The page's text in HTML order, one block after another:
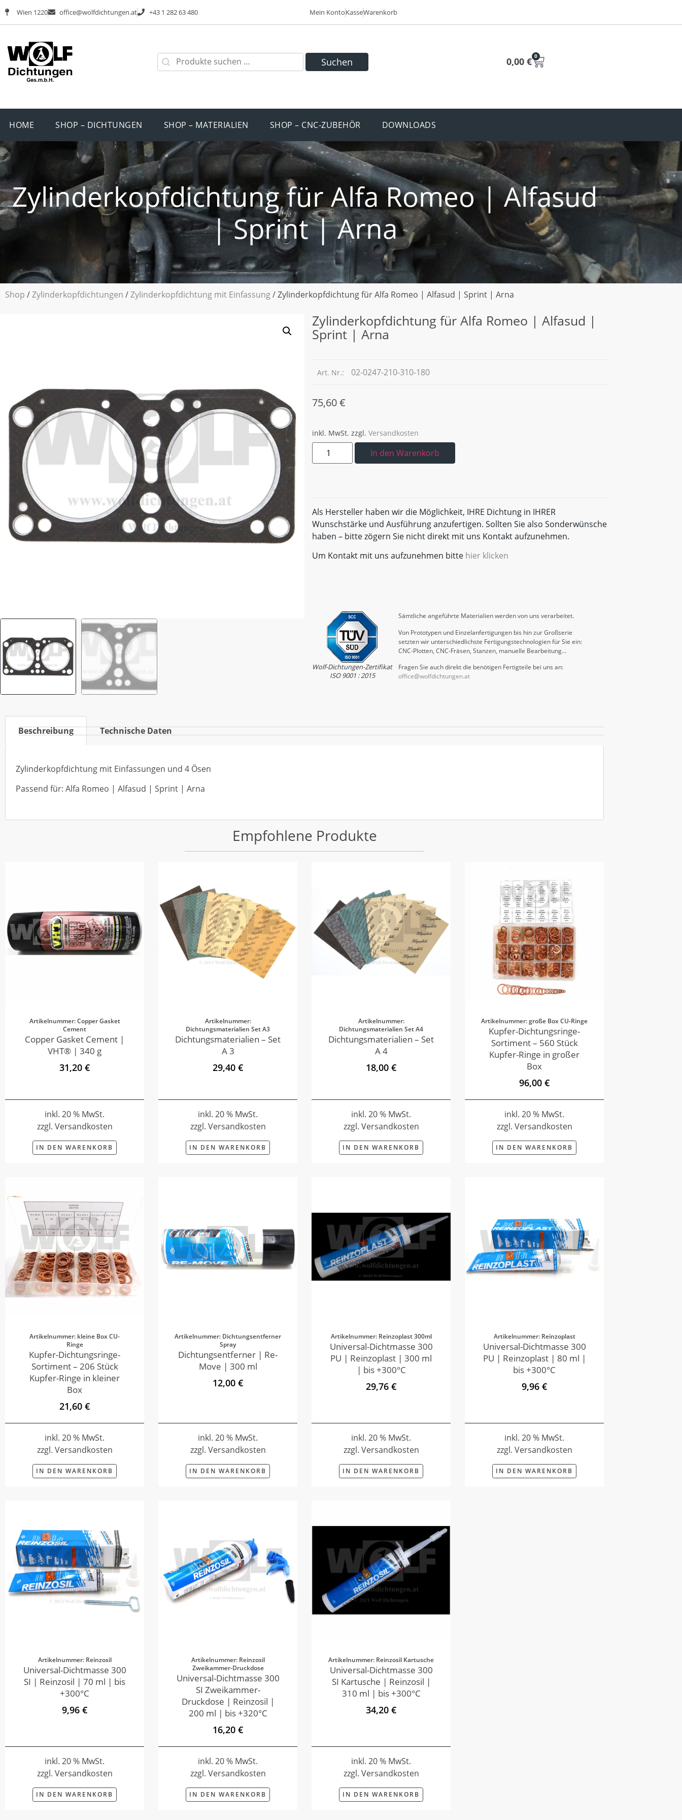
Wien 1220 office@wolfdichtungen.at +43 1 282 63 480 Mein KontoKasseWarenkorb
Suchen 0,00 € 0
HOME SHOP – DICHTUNGEN SHOP – MATERIALIEN SHOP – CNC-ZUBEHÖR DOWNLOADS
Zylinderkopfdichtung für Alfa Romeo | Alfasud
| Sprint | Arna
Shop /Zylinderkopfdichtungen /Zylinderkopfdichtung mit Einfassung/ Zylinderkopfdichtung für Alfa Romeo | Alfasud | Sprint | Arna
Zylinderkopfdichtung für Alfa Romeo | Alfasud |
Sprint | Arna
Art. Nr.: 02-0247-210-310-180
75,60€
inkl. MwSt. zzgl. Versandkosten
In den Warenkorb
Als Hersteller haben wir die Möglichkeit, IHRE Dichtung in IHRER
Wunschstärke und Ausführung anzufertigen. Sollten Sie also Sonderwünsche
haben – bitte zögern Sie nicht direkt mit uns Kontakt aufzunehmen.
Um Kontakt mit uns aufzunehmen bitte hier klicken
Wolf-Dichtungen-Zertifikat
ISO 9001 : 2015
Sämtliche angeführte Materialien werden von uns verarbeitet.
Von Prototypen und Einzelanfertigungen bis hin zur Großserie
setzten wir unterschiedlichste Fertigungstechnologien für Sie ein:
CNC-Plotten, CNC-Fräsen, Stanzen, manuelle Bearbeitung…
Fragen Sie auch direkt die benötigen Fertigteile bei uns an:
office@wolfdichtungen.at
Beschreibung Technische Daten
Zylinderkopfdichtung mit Einfassungen und 4 Ösen
Passend für: Alfa Romeo | Alfasud | Sprint | Arna
Empfohlene Produkte
Artikelnummer: Copper Gasket
Cement
Copper Gasket Cement |
VHT® | 340 g
31,20 €
inkl. 20 % MwSt.
zzgl. Versandkosten
IN DEN WARENKORB
Artikelnummer:
Dichtungsmaterialien Set A3
Dichtungsmaterialien – Set
A 3
29,40 €
inkl. 20 % MwSt.
zzgl. Versandkosten
IN DEN WARENKORB
Artikelnummer:
Dichtungsmaterialien Set A4
Dichtungsmaterialien – Set
A 4
18,00 €
inkl. 20 % MwSt.
zzgl. Versandkosten
IN DEN WARENKORB
Artikelnummer: große Box CU-Ringe
Kupfer-Dichtungsringe-
Sortiment – 560 Stück
Kupfer-Ringe in großer
Box
96,00 €
inkl. 20 % MwSt.
zzgl. Versandkosten
IN DEN WARENKORB
Artikelnummer: kleine Box CU-
Ringe
Kupfer-Dichtungsringe-
Sortiment – 206 Stück
Kupfer-Ringe in kleiner
Box
21,60 €
inkl. 20 % MwSt.
zzgl. Versandkosten
IN DEN WARENKORB
Artikelnummer: Dichtungsentferner
Spray
Dichtungsentferner | Re-
Move | 300 ml
12,00 €
inkl. 20 % MwSt.
zzgl. Versandkosten
IN DEN WARENKORB
Artikelnummer: Reinzoplast 300ml
Universal-Dichtmasse 300
PU | Reinzoplast | 300 ml
| bis +300°C
29,76 €
inkl. 20 % MwSt.
zzgl. Versandkosten
IN DEN WARENKORB
Artikelnummer: Reinzoplast
Universal-Dichtmasse 300
PU | Reinzoplast | 80 ml |
bis +300°C
9,96 €
inkl. 20 % MwSt.
zzgl. Versandkosten
IN DEN WARENKORB
Artikelnummer: Reinzosil
Universal-Dichtmasse 300
SI | Reinzosil | 70 ml | bis
+300°C
9,96 €
inkl. 20 % MwSt.
zzgl. Versandkosten
IN DEN WARENKORB
Artikelnummer: Reinzosil
Zweikammer-Druckdose
Universal-Dichtmasse 300
SI Zweikammer-
Druckdose | Reinzosil |
200 ml | bis +320°C
16,20 €
inkl. 20 % MwSt.
zzgl. Versandkosten
IN DEN WARENKORB
Artikelnummer: Reinzosil Kartusche
Universal-Dichtmasse 300
SI Kartusche | Reinzosil |
310 ml | bis +300°C
34,20 €
inkl. 20 % MwSt.
zzgl. Versandkosten
IN DEN WARENKORB